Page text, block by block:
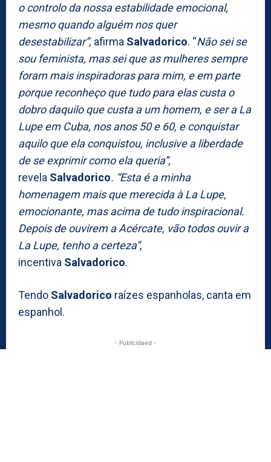
o controlo da nossa estabilidade emocional,
mesmo quando alguém nos quer
desestabilizar”, afirma Salvadorico. “Não sei se
sou feminista, mas sei que as mulheres sempre
foram mais inspiradoras para mim, e em parte
porque reconheço que tudo para elas custa o
dobro daquilo que custa a um homem, e ser a La
Lupe em Cuba, nos anos 50 e 60, e conquistar
aquilo que ela conquistou, inclusive a liberdade
de se exprimir como ela queria”,
revela Salvadorico. “Esta é a minha
homenagem mais que merecida à La Lupe,
emocionante, mas acima de tudo inspiracional.
Depois de ouvirem a Acércate, vão todos ouvir a
La Lupe, tenho a certeza”,
incentiva Salvadorico.
Tendo Salvadorico raízes espanholas, canta em
espanhol.
- Publicidaed -